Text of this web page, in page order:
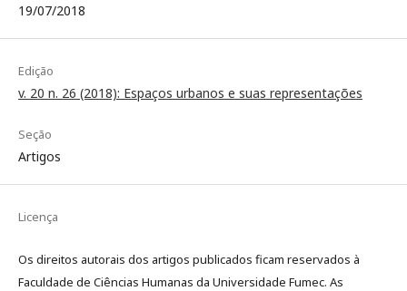
19/07/2018
Edição
v. 20 n. 26 (2018): Espaços urbanos e suas representações
Seção
Artigos
Licença
Os direitos autorais dos artigos publicados ficam reservados à
Faculdade de Ciências Humanas da Universidade Fumec. As